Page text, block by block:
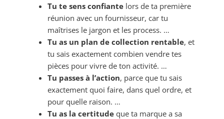
Tu te sens confiante lors de ta première
réunion avec un fournisseur, car tu
maîtrises le jargon et les process. …
Tu as un plan de collection rentable, et
tu sais exactement combien vendre tes
pièces pour vivre de ton activité. …
Tu passes à l’action, parce que tu sais
exactement quoi faire, dans quel ordre, et
pour quelle raison. …
Tu as la certitude que ta marque a sa